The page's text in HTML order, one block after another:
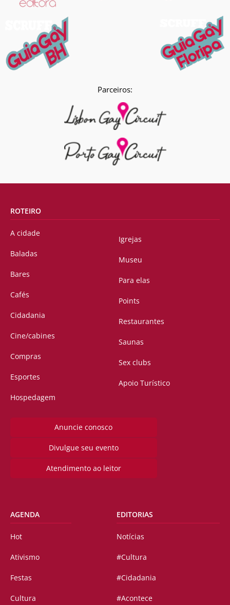
Parceiros:
ROTEIRO
A cidade
Baladas
Bares
Cafés
Cidadania
Cine/cabines
Compras
Esportes
Hospedagem
Igrejas
Museu
Para elas
Points
Restaurantes
Saunas
Sex clubs
Apoio Turístico
Anuncie conosco
Divulgue seu evento
Atendimento ao leitor
AGENDA
Hot
Ativismo
Festas
Cultura
EDITORIAS
Notícias
#Cultura
#Cidadania
#Acontece